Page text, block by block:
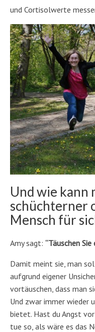
und Cortisolwerte
Und wie kann
schüchterner
Mensch für
Amy sagt: “Täuschen Sie
Damit meint sie, man
aufgrund eigener
vortäuschen, dass man
Und zwar immer wieder
bietet. Hast du Angst
tue so, als wäre es das